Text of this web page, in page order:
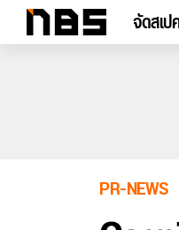
จัดสเปค
PR-NEWS